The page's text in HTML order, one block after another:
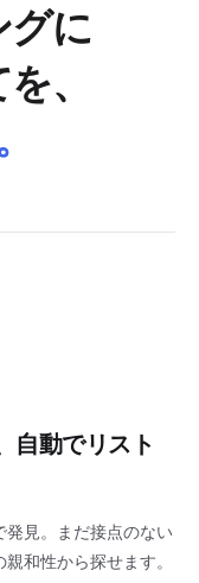
グに
、
自動でリスト
見。まだ接点のない
和性から探せます。